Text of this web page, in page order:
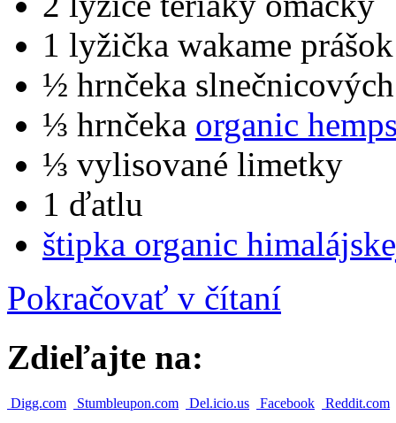
1 lyžička wakame prášok
½ hrnčeka
⅓ hrnčeka organic
⅓ vylisované limetky
1 ďatlu
štipka organic
Pokračovať v čítaní
Zdieľajte na:
Digg.com Stumbleupon.com Del.icio.us Facebook Reddit.com